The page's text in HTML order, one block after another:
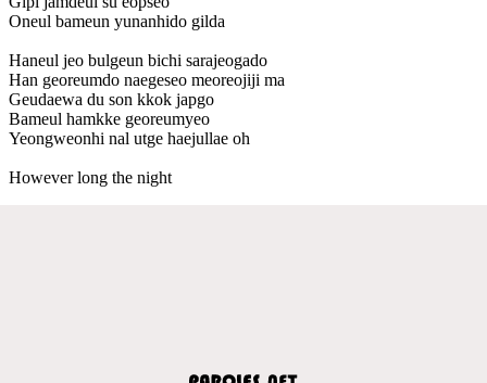
Oneul bameun yunanhido gilda
Haneul jeo bulgeun bichi sarajeogado
Han georeumdo naegeseo meoreojiji ma
Geudaewa du son kkok japgo
Bameul hamkke georeumyeo
Yeongweonhi nal utge haejullae oh
However long the night